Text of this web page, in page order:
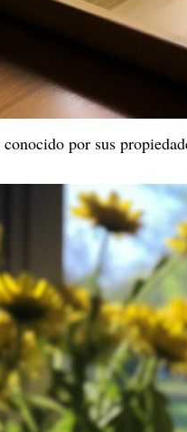
conocido por sus